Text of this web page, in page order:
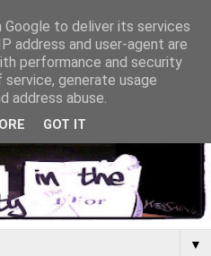
▼
to deliver its services
address and user-agent are
performance and security
generate usage
address abuse.
GOT IT